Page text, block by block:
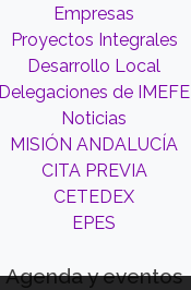
Empresas
Proyectos Integrales
Desarrollo Local
Delegaciones de IMEFE
Noticias
MISIÓN ANDALUCÍA
CITA PREVIA
CETEDEX
EPES
Agenda y eventos